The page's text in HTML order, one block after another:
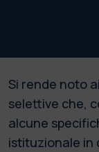
Si rende noto
selettive che,
alcune
istituzionale in